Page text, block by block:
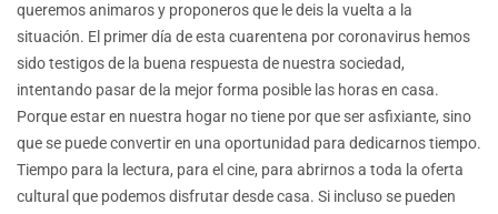
queremos animaros y proponeros que le deis la vuelta a la
situación. El primer día de esta cuarentena por coronavirus hemos
sido testigos de la buena respuesta de nuestra sociedad,
intentando pasar de la mejor forma posible las horas en casa.
Porque estar en nuestra hogar no tiene por que ser asfixiante, sino
que se puede convertir en una oportunidad para dedicarnos tiempo.
Tiempo para la lectura, para el cine, para abrirnos a toda la oferta
cultural que podemos disfrutar desde casa. Si incluso se pueden